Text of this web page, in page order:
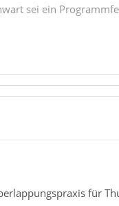
sei ein
für